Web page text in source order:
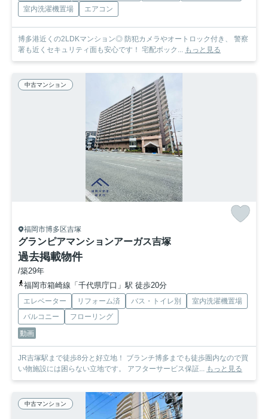
室内洗濯機置場 エアコン
博多港近くの2LDKマンション◎ 防犯カメラやオートロック付き、 警察
署も近くセキュリティ面も安心です！ 宅配ボック... もっと見る
中古マンション
福岡市博多区吉塚
グランピアマンションアーガス吉塚
過去掲載物件
/築29年
福岡市箱崎線「千代県庁口」駅 徒歩20分
エレベーター リフォーム済 バス・トイレ別
室内洗濯機置場
バルコニー
フローリング
動画
JR吉塚駅まで徒歩8分と好立地！ ブランチ博多までも徒歩圏内なので買
い物施設には困らない立地です。 アフターサービス保証... もっと見る
中古マンション